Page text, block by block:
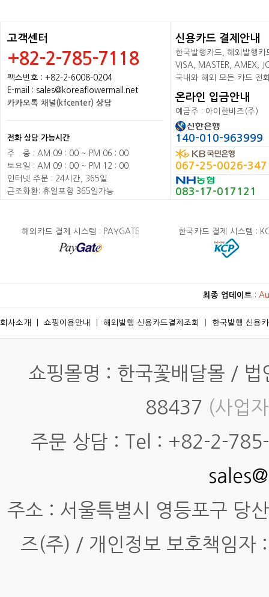
고객센터
+82-2-785-7118
팩스번호 : +82-2-6008-0204
E-mail : sales@koreaflowermall.net
카카오톡 채널(kfcenter) 상담
전화 상담 가능시간
주
중 : AM 09 : 00 ~ PM 06 : 00
토요일 : AM 09 : 00 ~ PM 12 : 00
인터넷 주문 : 24시간, 365일
근조화환: 휴일포함 365일가능
신용카드 결제안내
한국발행카드, 해외발행
VISA, MASTER, AMEX,
국내와 해외 모든 카드 전
온라인 입금안내
예금주 : 아이한비즈(주)
140-010-963999
067-25-0026-347
083-17-017121
해외카드 결제 시스템 : PAYGATE 한국카드 결제 시스템 :
최종 업데이트 :
회사소개 쇼핑이용안내 해외발행 신용카드결제조회 한국발행 신용
쇼핑몰명 : 한국꽃배달몰 /
88437 (사업
주문 상담 : Tel : +82-2-
주소 : 서울특별시 영등포구 당
즈(주) / 개인정보 보호책임